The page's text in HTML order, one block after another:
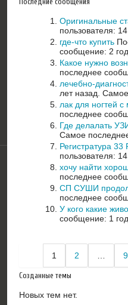
Оригинальные
пользователя:
где-что купить
сообщение: 2
Какое нужно
последнее
лечебно-
лет назад.
лак для ногтей с
последнее
Где делалать
Самое
Регистратура 33
пользователя:
хочу найти
последнее
СП СУШИ
последнее
У кого какие
сообщение: 1
1 2 9
Созданные темы
Новых тем нет.